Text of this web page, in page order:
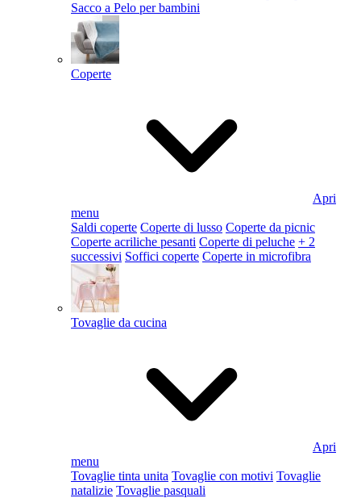
Sacco a Pelo per bambini
Coperte
Apri
menu
Saldi coperte Coperte di lusso Coperte da picnic
Coperte acriliche pesanti Coperte di peluche + 2
successivi Soffici coperte Coperte in microfibra
Tovaglie da cucina
Apri
menu
Tovaglie tinta unita Tovaglie con motivi Tovaglie
natalizie Tovaglie pasquali